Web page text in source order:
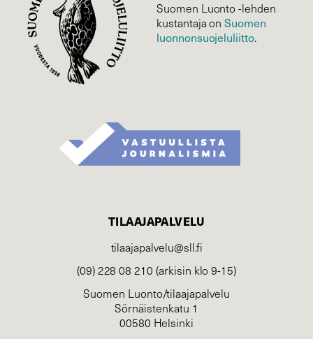
Suomen Luonto -lehden
kustantaja onSuomen
luonnonsuojelu­liitto.
TILAAJAPALVELU
tilaajapalvelu@sll.fi
(09) 228 08 210 (arkisin klo 9-15)
Suomen Luonto/tilaajapalvelu
Sörnäistenkatu 1
00580 Helsinki